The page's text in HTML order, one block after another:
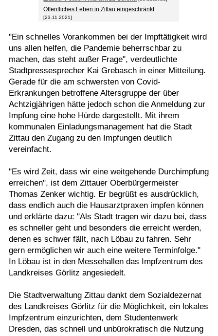
Öffentliches Leben in Zittau eingeschränkt
[23.11.2021]
"Ein schnelles Vorankommen bei der Impftätigkeit wird
uns allen helfen, die Pandemie beherrschbar zu
machen, das steht außer Frage", verdeutlichte
Stadtpressesprecher Kai Grebasch in einer Mitteilung.
Gerade für die am schwersten von Covid-
Erkrankungen betroffene Altersgruppe der über
Achtzigjährigen hätte jedoch schon die Anmeldung zur
Impfung eine hohe Hürde dargestellt. Mit ihrem
kommunalen Einladungsmanagement hat die Stadt
Zittau den Zugang zu den Impfungen deutlich
vereinfacht.
"Es wird Zeit, dass wir eine weitgehende Durchimpfung
erreichen", ist dem Zittauer Oberbürgermeister
Thomas Zenker wichtig. Er begrüßt es ausdrücklich,
dass endlich auch die Hausarztpraxen impfen können
und erklärte dazu: "Als Stadt tragen wir dazu bei, dass
es schneller geht und besonders die erreicht werden,
denen es schwer fällt, nach Löbau zu fahren. Sehr
gern ermöglichen wir auch eine weitere Terminfolge."
In Löbau ist in den Messehallen das Impfzentrum des
Landkreises Görlitz angesiedelt.
Die Stadtverwaltung Zittau dankt dem Sozialdezernat
des Landkreises Görlitz für die Möglichkeit, ein lokales
Impfzentrum einzurichten, dem Studentenwerk
Dresden, das schnell und unbürokratisch die Nutzung